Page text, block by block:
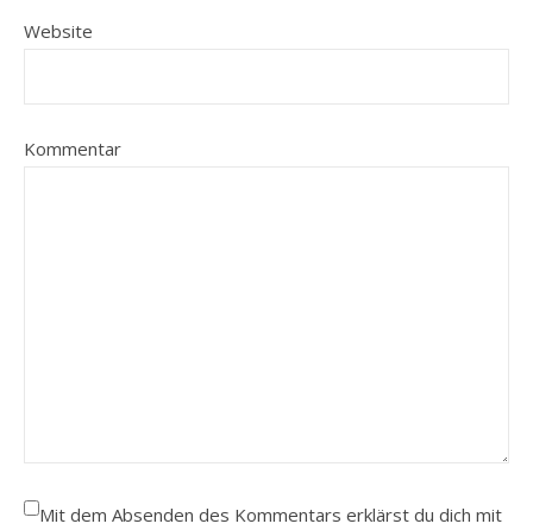
Website
Kommentar
Mit dem Absenden des Kommentars erklärst du dich mit